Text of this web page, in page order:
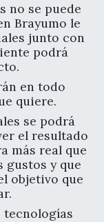
no se puede
Brayumo le
junto con
podrá
en todo
quiere.
se podrá
el resultado
más real que
gustos y que
objetivo que
tecnologías